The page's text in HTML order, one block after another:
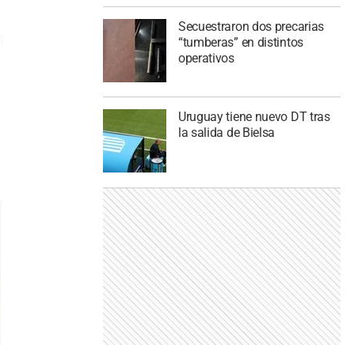
Secuestraron dos precarias
“tumberas” en distintos
operativos
Uruguay tiene nuevo DT tras
la salida de Bielsa